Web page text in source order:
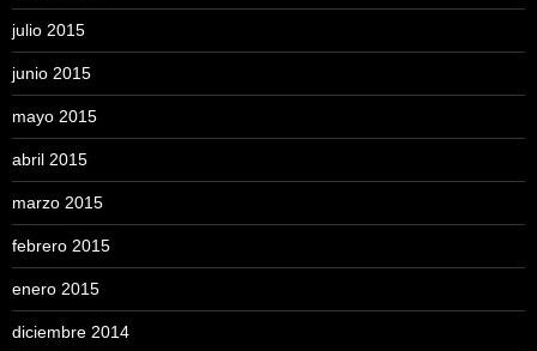
julio 2015
junio 2015
mayo 2015
abril 2015
marzo 2015
febrero 2015
enero 2015
diciembre 2014